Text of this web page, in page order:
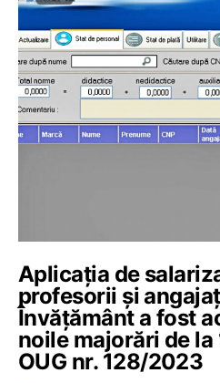
Aplicația de
profesorii și
Învățământ a fost
noile majorări de
OUG nr. 128/2023